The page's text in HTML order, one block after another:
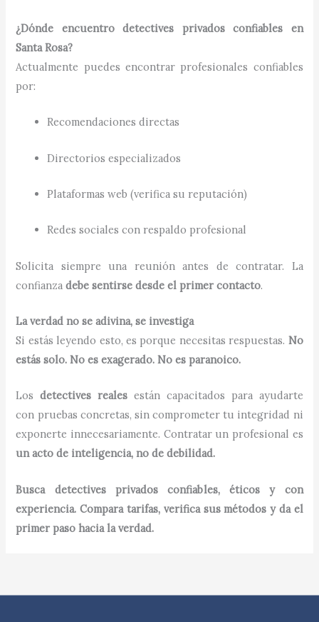
¿Dónde encuentro detectives privados confiables en
Santa Rosa?
Actualmente puedes encontrar profesionales confiables
por:
Recomendaciones directas
Directorios especializados
Plataformas web (verifica su reputación)
Redes sociales con respaldo profesional
Solicita siempre una reunión antes de contratar. La
confianzadebe sentirse desde el primer contacto.
La verdad no se adivina, se investiga
Si estás leyendo esto, es porque necesitas respuestas. No
estás solo. No es exagerado. No es paranoico.
Losdetectives reales están capacitados para ayudarte
con pruebas concretas, sin comprometer tu integridad ni
exponerte innecesariamente. Contratar un profesional es
un acto de inteligencia, no de debilidad.
Busca detectives privados confiables, éticos y con
experiencia. Compara tarifas, verifica sus métodos y da el
primer paso hacia la verdad.